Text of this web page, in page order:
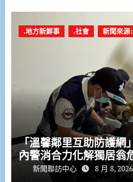
.地方新鮮事 .社會 新聞來源
「溫馨鄰里互助防護網」
內警消合力化解獨居翁
新聞聯訪中心 8 月 8, 2026